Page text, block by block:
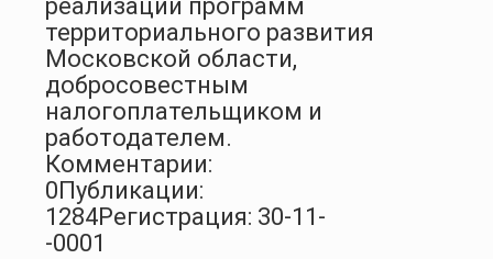
реализации программ
территориального развития
Московской области,
добросовестным
налогоплательщиком и
работодателем.
Комментарии:
0 Публикации:
1284Регистрация: 30-11-
-0001